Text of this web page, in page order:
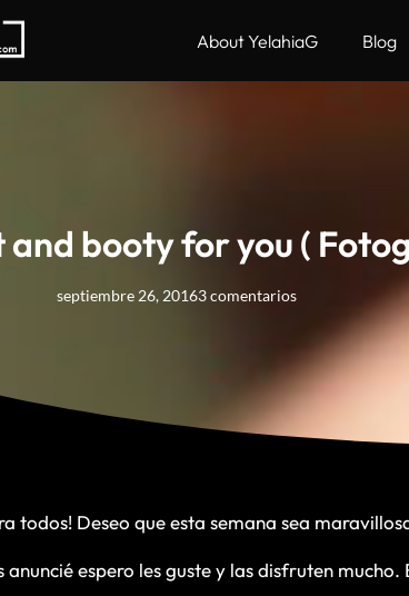
About YelahiaG Blog
and booty for you (
septiembre 26, 20163 comentarios
todos! Deseo que esta semana sea
anuncié espero les guste y las disfruten